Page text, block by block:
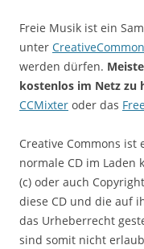
Freie Musik ist ein
unter
werden dürfen.
kostenlos im Netz zu
CCMixter oder das
Creative Commons ist
normale CD im Laden
(c) oder auch
diese CD und die auf
das Urheberrecht
sind somit nicht